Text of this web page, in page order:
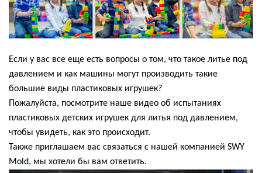
Если у вас все еще есть вопросы о том, что такое литье под
давлением и как машины могут производить такие
большие виды пластиковых игрушек?
Пожалуйста, посмотрите наше видео об испытаниях
пластиковых детских игрушек для литья под давлением,
чтобы увидеть, как это происходит.
Также приглашаем вас связаться с нашей компанией SWY
Mold, мы хотели бы вам ответить.